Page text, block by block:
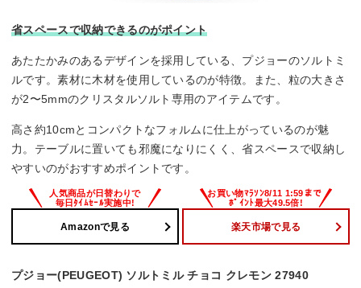
省スペースで収納できるのがポイント
あたたかみのあるデザインを採用している、プジョーのソルトミ
ルです。素材に木材を使用しているのが特徴。また、粒の大きさ
が2〜5mmのクリスタルソルト専用のアイテムです。
高さ約10cmとコンパクトなフォルムに仕上がっているのが魅
力。テーブルに置いても邪魔になりにくく、省スペースで収納し
やすいのがおすすめポイントです。
Amazonで見る 楽天市場で見る
プジョー(PEUGEOT) ソルトミル チョコ クレモン 27940